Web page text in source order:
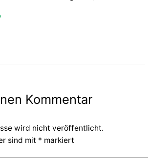
Kommentar
wird nicht veröffentlicht.
sind mit * markiert